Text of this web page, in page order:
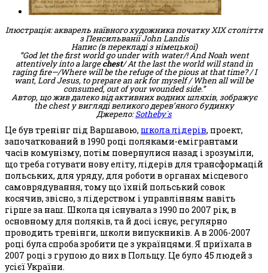
Ілюстрація: акварель наївного художника початку XIX століття
з Пенсильванії John Landis
Напис (в перекладі з німецької)
“God let the first world go under with water/! And Noah went
attentively into a largechest/ At the last the world will stand in
raging fire—/Where will be the refuge of the pious at that time? / I
want, Lord Jesus, to prepare an ark for myself / When all will be
consumed, out of your wounded side.”
Автор, що жив далеко від активних водних шляхів, зображує
the chest у вигляді великого дерев’яного будинку
Джерело:Sotheby`s
Це був тренінг під Варшавою, школа лідерів, проект,
започаткований в 1990 році поляками-емігрантами
часів комунізму, потім повернулися назад і зрозуміли,
що треба готувати нову еліту, лідерів для трансформацій
польських, для уряду, для роботи в органах місцевого
самоврядування, тому що їхній польський совок
косячив, звісно, з лідерством і управлінням навіть
гірше за наш. Школа ця існувала з 1990 по 2007 рік, в
основному для поляків, та й доcі існує, регулярно
проводить тренінги, школи випускників. А в 2006-2007
році була спроба зробити це з українцями. Я приїхала в
2007 році з групою до них в Польщу. Це було 45 людей з
усієї України.